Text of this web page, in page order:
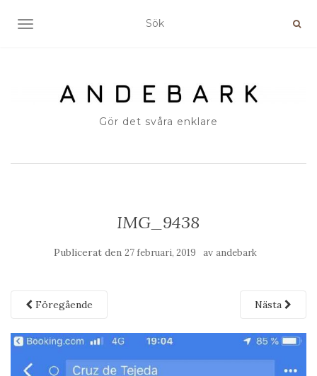
SLÅ PÅ/AV NAVIGERING
Gör det svåra enklare
IMG_9438
Publicerat den 27 februari, 2019 av andebark
Föregående Nästa